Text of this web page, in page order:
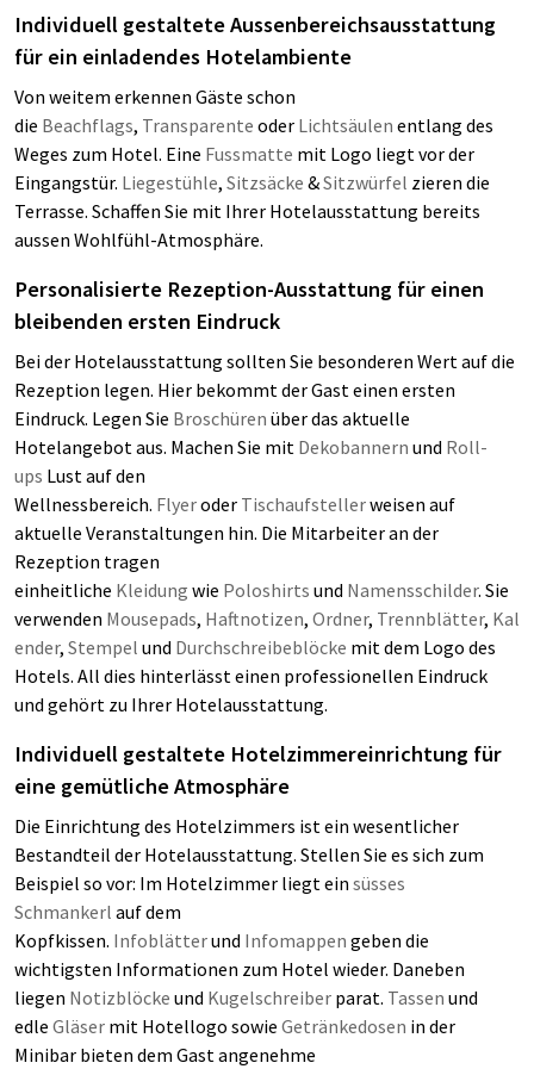
Individuell gestaltete Aussenbereichsausstattung
für ein einladendes Hotelambiente
Von weitem erkennen Gäste schon
die Beachflags, Transparente oder Lichtsäulen entlang des
Weges zum Hotel. Eine Fussmatte mit Logo liegt vor der
Eingangstür. Liegestühle, Sitzsäcke &Sitzwürfel zieren die
Terrasse. Schaffen Sie mit Ihrer Hotelausstattung bereits
aussen Wohlfühl-Atmosphäre.
Personalisierte Rezeption-Ausstattung für einen
bleibenden ersten Eindruck
Bei der Hotelausstattung sollten Sie besonderen Wert auf die
Rezeption legen. Hier bekommt der Gast einen ersten
Eindruck. Legen Sie Broschüren über das aktuelle
Hotelangebot aus. Machen Sie mit Dekobannern und Roll-
ups Lust auf den
Wellnessbereich. Flyeroder Tischaufstellerweisen auf
aktuelle Veranstaltungen hin. Die Mitarbeiter an der
Rezeption tragen
einheitliche Kleidung wie Poloshirts und Namensschilder. Sie
verwenden Mousepads, Haftnotizen, Ordner, Trennblätter, Kal
ender, Stempel und Durchschreibeblöcke mit dem Logo des
Hotels. All dies hinterlässt einen professionellen Eindruck
und gehört zu Ihrer Hotelausstattung.
Individuell gestaltete Hotelzimmereinrichtung für
eine gemütliche Atmosphäre
Die Einrichtung des Hotelzimmers ist ein wesentlicher
Bestandteil der Hotelausstattung. Stellen Sie es sich zum
Beispiel so vor: Im Hotelzimmer liegt ein süsses
Schmankerl auf dem
Kopfkissen. Infoblätterund Infomappen geben die
wichtigsten Informationen zum Hotel wieder. Daneben
liegen Notizblöcke und Kugelschreiber parat. Tassen und
edle Gläser mit Hotellogo sowie Getränkedosen in der
Minibar bieten dem Gast angenehme